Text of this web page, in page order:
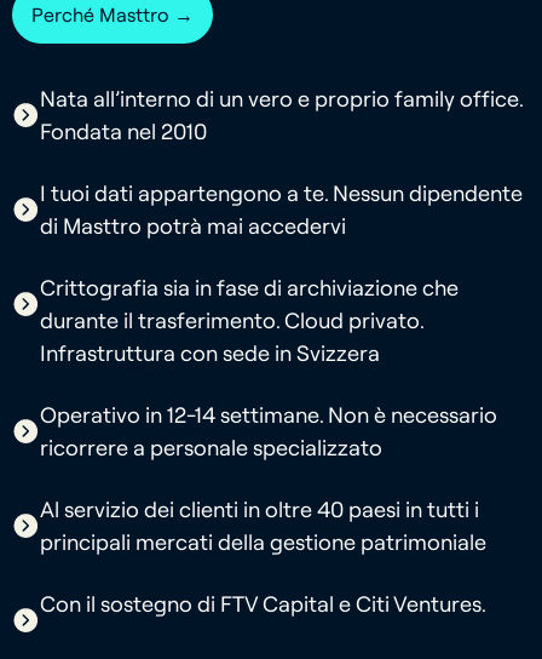
Perché Masttro →
Nata all’interno di un vero e proprio family office.
Fondata nel 2010
I tuoi dati appartengono a te. Nessun dipendente
di Masttro potrà mai accedervi
Crittografia sia in fase di archiviazione che
durante il trasferimento. Cloud privato.
Infrastruttura con sede in Svizzera
Operativo in 12-14 settimane. Non è necessario
ricorrere a personale specializzato
Al servizio dei clienti in oltre 40 paesi in tutti i
principali mercati della gestione patrimoniale
Con il sostegno di FTV Capital e Citi Ventures.